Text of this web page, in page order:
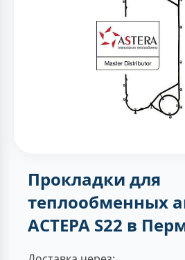
Прокладки для
теплообменных
АСТЕРА S22 в